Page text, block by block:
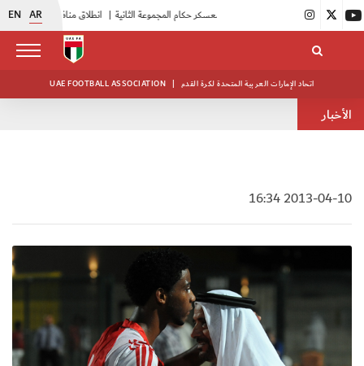
EN AR انطلاق منافسات بطولة النخبة لحرس الرئاسة |
UAE FOOTBALL ASSOCIATION | اتحاد الإمارات العربية المتحدة لكرة القدم
الأخبار
2013-04-10 16:34